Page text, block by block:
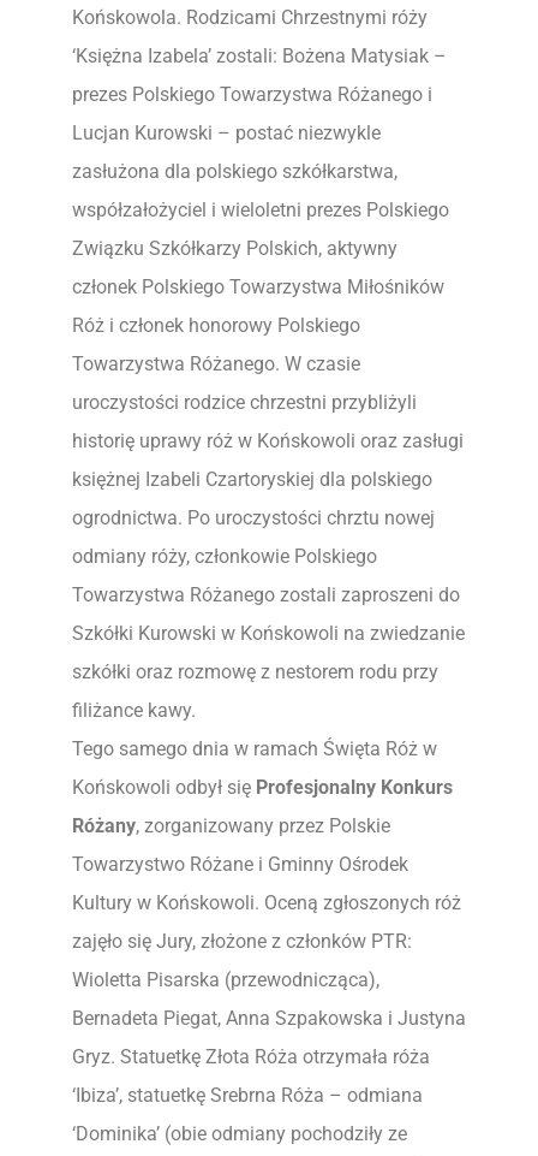
Końskowola. Rodzicami Chrzestnymi róży
‘Księżna Izabela’ zostali: Bożena Matysiak –
prezes Polskiego Towarzystwa Różanego i
Lucjan Kurowski – postać niezwykle
zasłużona dla polskiego szkółkarstwa,
współzałożyciel i wieloletni prezes Polskiego
Związku Szkółkarzy Polskich, aktywny
członek Polskiego Towarzystwa Miłośników
Róż i członek honorowy Polskiego
Towarzystwa Różanego. W czasie
uroczystości rodzice chrzestni przybliżyli
historię uprawy róż w Końskowoli oraz zasługi
księżnej Izabeli Czartoryskiej dla polskiego
ogrodnictwa. Po uroczystości chrztu nowej
odmiany róży, członkowie Polskiego
Towarzystwa Różanego zostali zaproszeni do
Szkółki Kurowski w Końskowoli na zwiedzanie
szkółki oraz rozmowę z nestorem rodu przy
filiżance kawy.
Tego samego dnia w ramach Święta Róż w
Końskowoli odbył się Profesjonalny Konkurs
Różany, zorganizowany przez Polskie
Towarzystwo Różane i Gminny Ośrodek
Kultury w Końskowoli. Oceną zgłoszonych róż
zajęło się Jury, złożone z członków PTR:
Wioletta Pisarska (przewodnicząca),
Bernadeta Piegat, Anna Szpakowska i Justyna
Gryz. Statuetkę Złota Róża otrzymała róża
‘Ibiza’, statuetkę Srebrna Róża – odmiana
‘Dominika’ (obie odmiany pochodziły ze